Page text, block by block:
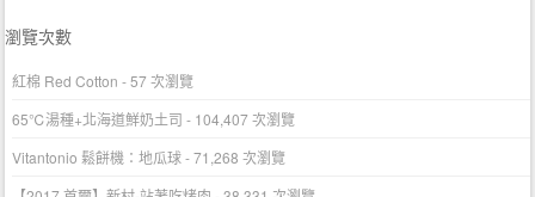
瀏覽次數
紅棉 Red Cotton - 57 次瀏覽
65℃湯種+北海道鮮奶土司 - 104,407 次瀏覽
Vitantonio 鬆餅機：地瓜球- 71,268 次瀏覽